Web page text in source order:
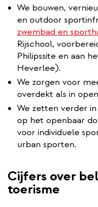
We bouwen,
en outdoor
zwembad en
Rijschool,
Philipssite en aan
Heverlee).
We zorgen voor
overdekt als in
We zetten verder
op het openbaar
voor individuele
urban sporten.
Cijfers over
toerisme